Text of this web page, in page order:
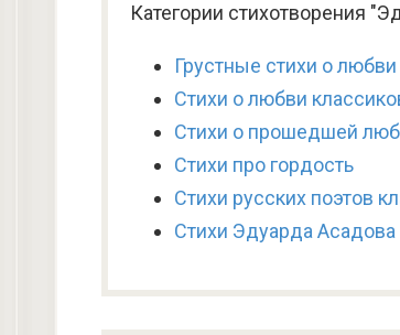
Категории стихотворения
Грустные стихи о любви
Стихи о любви
Стихи о прошедшей
Стихи про гордость
Стихи русских поэтов
Стихи Эдуарда